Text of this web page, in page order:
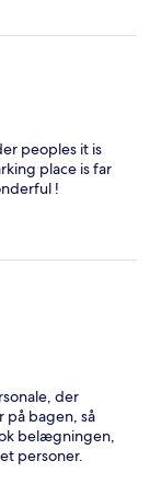
peoples it is
place is far
!
der
på bagen, så
belægningen,
personer.